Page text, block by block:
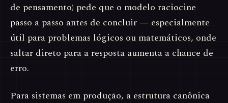
de pensamento) pede que o modelo raciocine
passo a passo antes de concluir — especialmente
útil para problemas lógicos ou matemáticos, onde
saltar direto para a resposta aumenta a chance de
erro.
Para sistemas em produção, a estrutura canônica